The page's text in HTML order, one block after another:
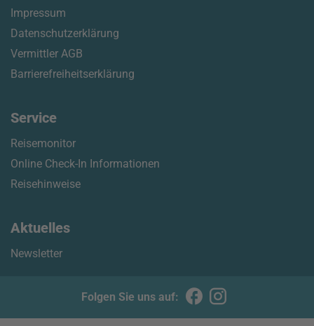
Impressum
Datenschutzerklärung
Vermittler AGB
Barrierefreiheitserklärung
Service
Reisemonitor
Online Check-In Informationen
Reisehinweise
Aktuelles
Newsletter
Folgen Sie uns auf: